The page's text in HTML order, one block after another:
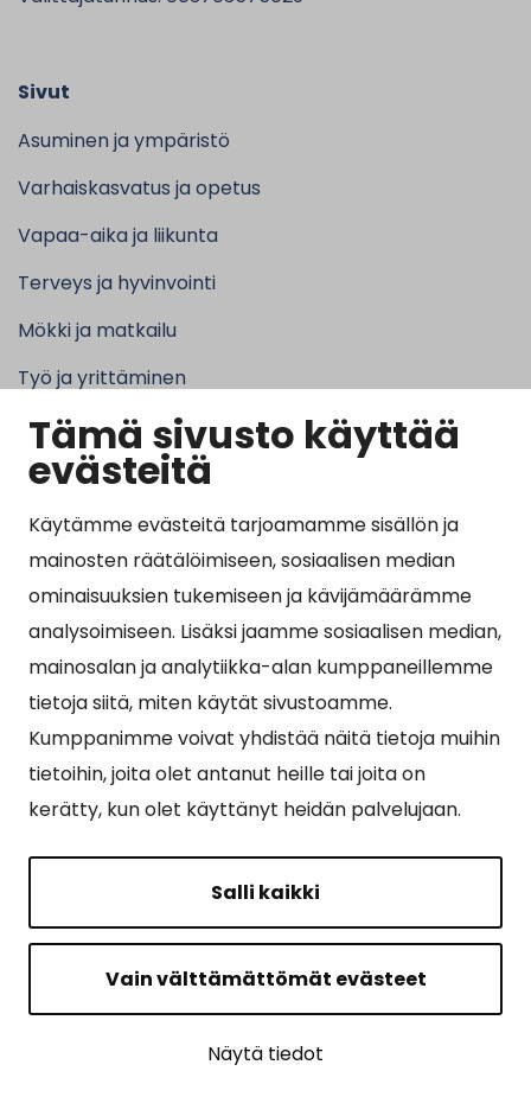
Tämä sivusto käyttää
evästeitä
Käytämme evästeitä tarjoamamme sisällön ja
mainosten räätälöimiseen, sosiaalisen median
ominaisuuksien tukemiseen ja kävijämäärämme
analysoimiseen. Lisäksi jaamme sosiaalisen median,
mainosalan ja analytiikka-alan kumppaneillemme
tietoja siitä, miten käytät sivustoamme.
Kumppanimme voivat yhdistää näitä tietoja muihin
tietoihin, joita olet antanut heille tai joita on
kerätty, kun olet käyttänyt heidän palvelujaan.
Salli kaikki
Vain välttämättömät evästeet
Näytä tiedot
Sivut
Asuminen ja ympäristö
Varhaiskasvatus ja opetus
Vapaa-aika ja liikunta
Terveys ja hyvinvointi
Mökki ja matkailu
Työ ja yrittäminen
Kunta ja hallinto
Suosituimmat sivut
Esityslistat, pöytäkirjat, viranhaltijapäätökset ja
kuulutukset
Tietoa ja ohjeistusta koronavirukseen liittyen
Asiointipiste
Sähköinen asiointi
Yhteydenotto
Tilavaraus
Ruokalistat